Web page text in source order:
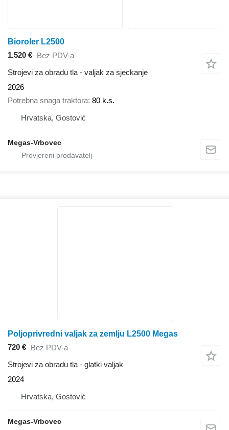
Bioroler L2500
1.520 € Bez PDV-a
Strojevi za obradu tla - valjak za sjeckanje
2026
Potrebna snaga traktora 80 k.s.
Hrvatska, Gostović
Megas-Vrbovec
Poljoprivredni valjak za zemlju L2500 Megas
720 € Bez PDV-a
Strojevi za obradu tla - glatki valjak
2024
Hrvatska, Gostović
Megas-Vrbovec